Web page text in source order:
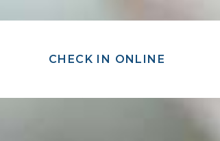
CHECK IN ONLINE